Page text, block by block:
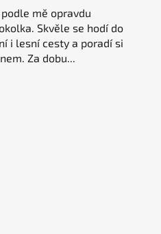
mě opravdu
Skvěle se hodí do
i lesní cesty a poradí si
Za dobu...